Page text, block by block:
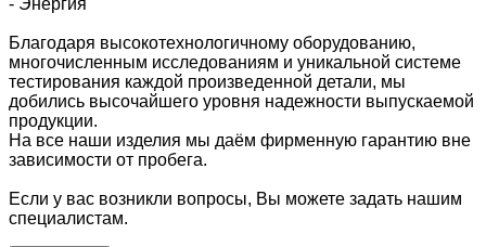
Благодаря высокотехнологичному оборудованию,
многочисленным исследованиям и уникальной системе
тестирования каждой произведенной детали, мы
добились высочайшего уровня надежности выпускаемой
продукции.
На все наши изделия мы даём фирменную гарантию вне
зависимости от пробега.
Если у вас возникли вопросы, Вы можете задать нашим
специалистам.